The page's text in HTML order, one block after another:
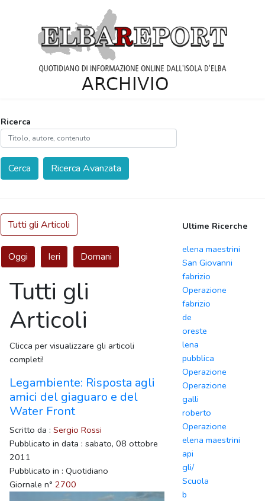
Ricerca
Cerca Ricerca Avanzata
Tutti gli Articoli
Oggi Ieri Domani
Tutti gli
Articoli
Clicca per visualizzare gli articoli
completi!
Legambiente: Risposta agli
amici del giaguaro e del
Water Front
Scritto da : Sergio Rossi
Pubblicato in data : sabato, 08 ottobre
2011
Pubblicato in : Quotidiano
Giornale n° 2700
Ultime Ricerche
elena maestrini
San Giovanni
fabrizio
Operazione
fabrizio
de
oreste
lena
pubblica
Operazione
Operazione
galli
roberto
Operazione
elena maestrini
api
gli/
Scuola
b